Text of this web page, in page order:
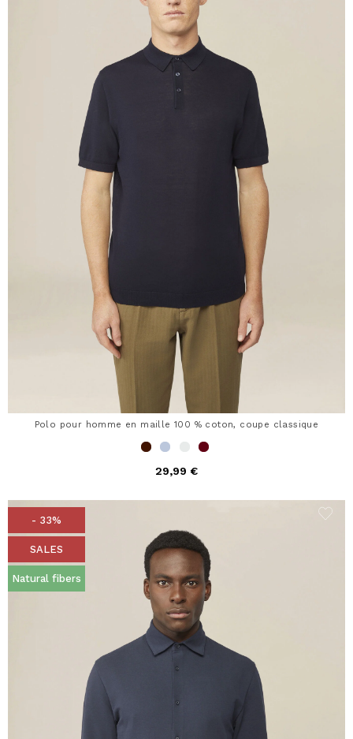
Polo pour homme en maille 100 % coton, coupe classique
29,99 €
- 33%
SALES
Natural fibers